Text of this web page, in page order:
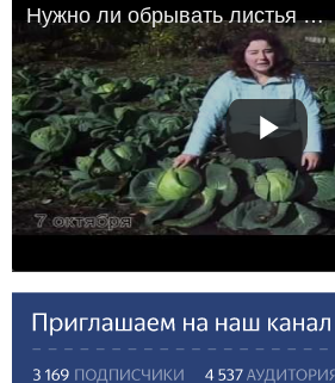
Нужно ли обрывать листья у капусты?